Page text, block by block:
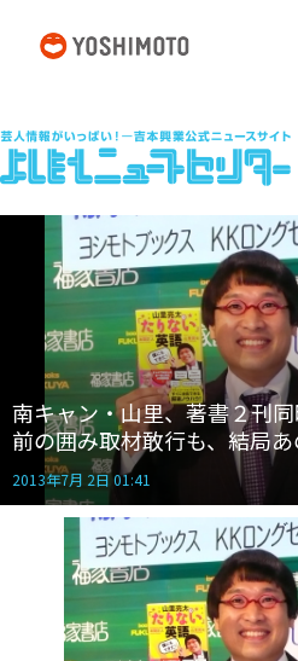
南キャン・山里、著書２刊
前の囲み取材敢行も、結局
2013年7月 2日 01:41